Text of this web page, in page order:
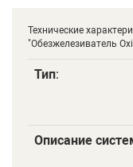
Технические
"Обезжелезиватель
Тип:
Описание